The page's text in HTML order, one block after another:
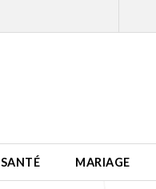
SANTÉ MARIAGE